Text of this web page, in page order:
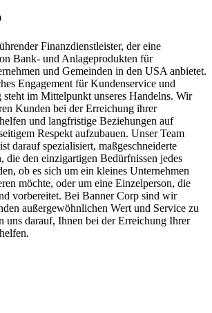
Finanzdienstleister, der eine
Bank- und Anlageprodukten für
und Gemeinden in den USA anbietet.
Engagement für Kundenservice und
steht im Mittelpunkt unseres Handelns. Wir
Kunden bei der Erreichung ihrer
und langfristige Beziehungen auf
Respekt aufzubauen. Unser Team
darauf spezialisiert, maßgeschneiderte
die den einzigartigen Bedürfnissen jedes
ob es sich um ein kleines Unternehmen
möchte, oder um eine Einzelperson, die
vorbereitet. Bei Banner Corp sind wir
außergewöhnlichen Wert und Service zu
uns darauf, Ihnen bei der Erreichung Ihrer